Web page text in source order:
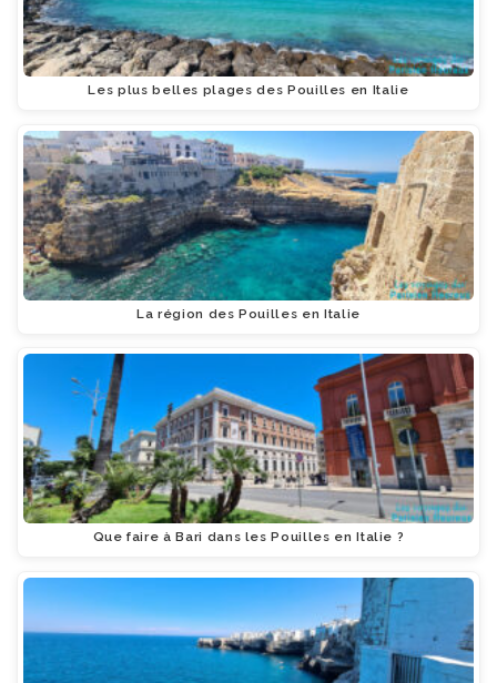
Les plus belles plages des Pouilles en Italie
La région des Pouilles en Italie
Que faire à Bari dans les Pouilles en Italie ?